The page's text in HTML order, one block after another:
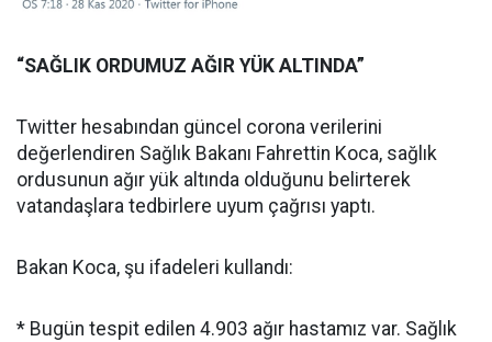
“SAĞLIK ORDUMUZ AĞIR YÜK ALTINDA”
Twitter hesabından güncel corona verilerini
değerlendiren Sağlık Bakanı Fahrettin Koca, sağlık
ordusunun ağır yük altında olduğunu belirterek
vatandaşlara tedbirlere uyum çağrısı yaptı.
Bakan Koca, şu ifadeleri kullandı:
* Bugün tespit edilen 4.903 ağır hastamız var. Sağlık